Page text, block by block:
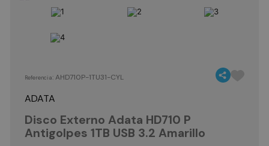
Referencia:AHD710P-1TU31-CYL
ADATA
Disco Externo Adata HD710 P
Antigolpes 1TB USB 3.2 Amarillo